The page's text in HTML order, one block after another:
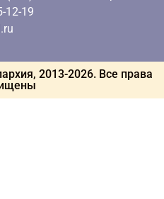
12-19
2013-2026. Все права